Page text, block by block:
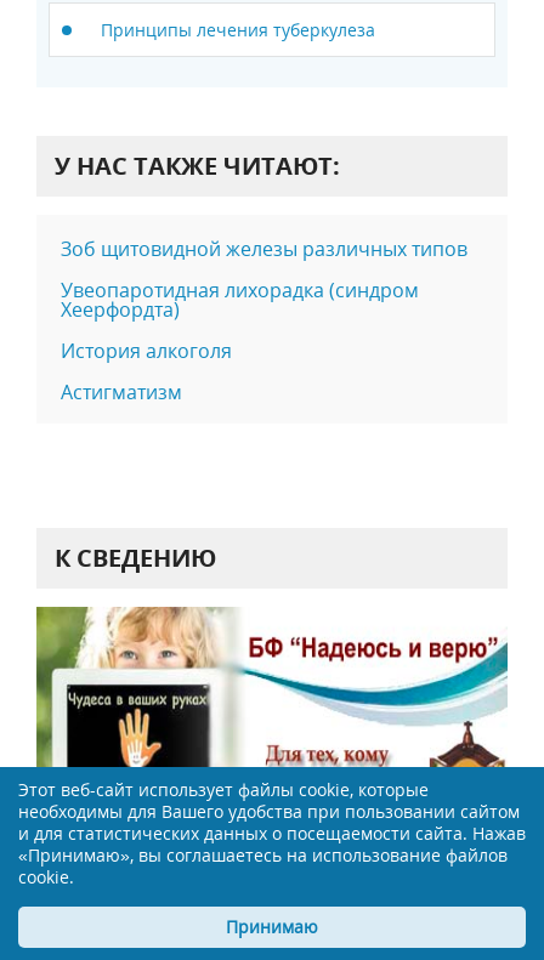
Принципы лечения туберкулеза
У НАС ТАКЖЕ ЧИТАЮТ:
Зоб щитовидной железы различных типов
Увеопаротидная лихорадка (синдром
Хеерфордта)
История алкоголя
Астигматизм
К СВЕДЕНИЮ
НАШИ ПАРТНЕРЫ
Этот веб-сайт использует файлы cookie, которые
необходимы для Вашего удобства при пользовании сайтом
и для статистических данных о посещаемости сайта. Нажав
«Принимаю», вы соглашаетесь на использование файлов
cookie.
Принимаю